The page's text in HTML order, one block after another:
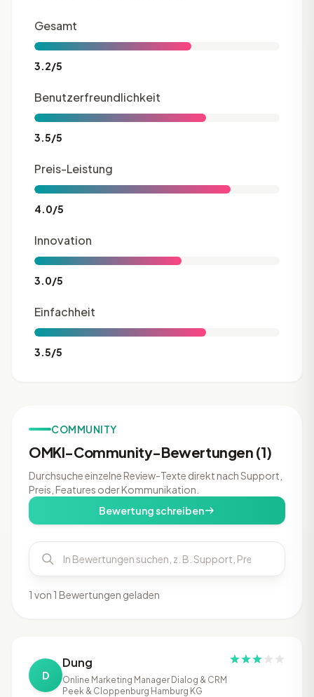
Gesamt
3.2/5
Benutzerfreundlichkeit
3.5/5
Preis-Leistung
4.0/5
Innovation
3.0/5
Einfachheit
3.5/5
COMMUNITY
OMKI-Community-Bewertungen (1)
Durchsuche einzelne Review-Texte direkt nach Support,
Preis, Features oder Kommunikation.
Bewertung schreiben
1 von 1 Bewertungen geladen
D
Dung
Online Marketing Manager Dialog & CRM
Peek & Cloppenburg Hamburg KG